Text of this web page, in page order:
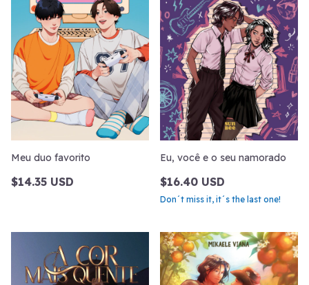
Meu duo favorito
$14.35 USD
Eu, você e o seu namorado
$16.40 USD
Don´t miss it, it´s the last one!